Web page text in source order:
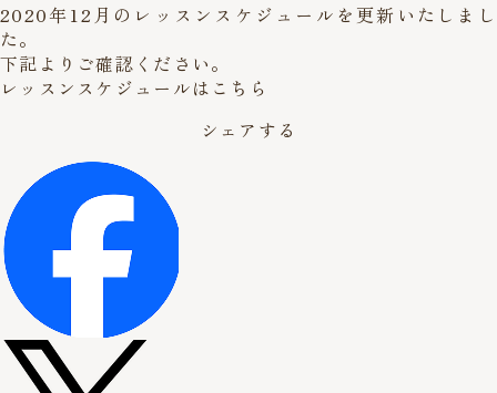
2020年12月のレッスンスケジュールを更新いたしまし
た。
下記よりご確認ください。
レッスンスケジュールはこちら
シェアする